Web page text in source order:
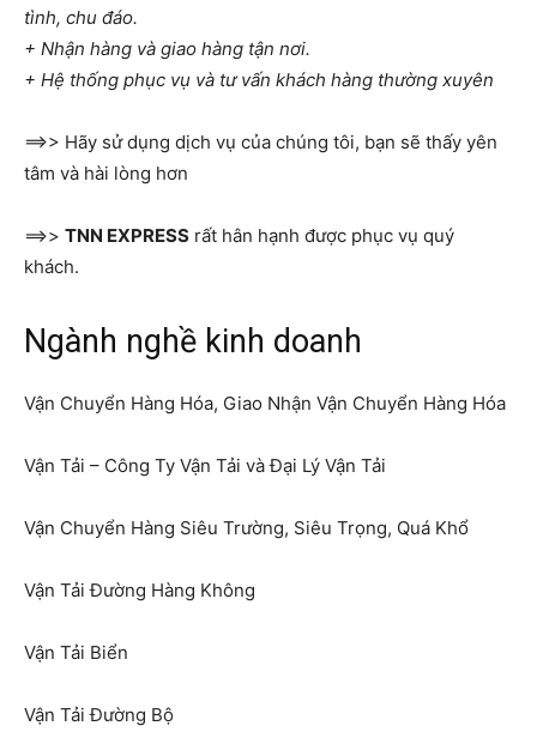
tình, chu đáo.
+ Nhận hàng và giao hàng tận nơi.
+ Hệ thống phục vụ và tư vấn khách hàng thường xuyên
==>> Hãy sử dụng dịch vụ của chúng tôi, bạn sẽ thấy yên
tâm và hài lòng hơn
==>> TNN EXPRESS rất hân hạnh được phục vụ quý
khách.
Ngành nghề kinh doanh
Vận Chuyển Hàng Hóa, Giao Nhận Vận Chuyển Hàng Hóa
Vận Tải – Công Ty Vận Tải và Đại Lý Vận Tải
Vận Chuyển Hàng Siêu Trường, Siêu Trọng, Quá Khổ
Vận Tải Đường Hàng Không
Vận Tải Biển
Vận Tải Đường Bộ